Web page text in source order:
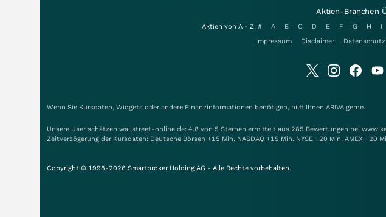
Aktien-Branchen
Aktien von A - Z: # A B C D E F G H I
Impressum
Disclaimer Datenschutz
Wenn Sie Kursdaten, Widgets oder andere Finanzinformationen benötigen, hilft Ihnen ARIVA gerne.
Unsere User schätzen wallstreet-online.de: 4.8 von 5 Sternen ermittelt aus 285 Bewertungen bei
Zeitverzögerung der Kursdaten: Deutsche Börsen +15 Min. NASDAQ +15 Min. NYSE +20 Min. AMEX +20
Copyright © 1998-2026 Smartbroker Holding AG - Alle Rechte vorbehalten.